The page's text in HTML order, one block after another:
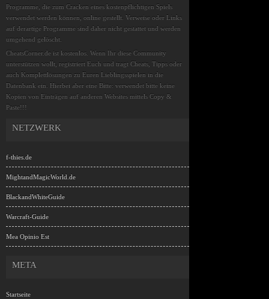
Programme, die zum Cracken eines kostenpflichtigen Spiels
verwendet werden können, online gestellt. Verweise oder Links
auf derartige Programme sind daher nicht gestattet und werden
umgehend gelöscht.
CheatsCorner.de ist kostenlos. Wenn Ihr diese Community
unterstützen wollt, registriert Euch und tragt Cheats, Tipps oder
auch Komplettlösungen zu Euren Lieblingsspielen in die
Datenbank ein. Hierbei aber eine Bitte: verwendet bitte keine
Kopien von Einträgen auf anderen Websites mittels Copy &
Paste!!!
NETZWERK
f-thies.de
MightandMagicWorld.de
BlackandWhiteGuide
Warcraft-Guide
Mea Opinio Est
META
Startseite